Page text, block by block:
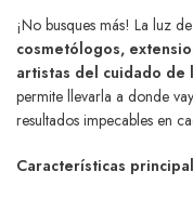
¡No busques más! La luz
cosmetólogos,
artistas del cuidado de
permite llevarla a donde
resultados impecables en
Características